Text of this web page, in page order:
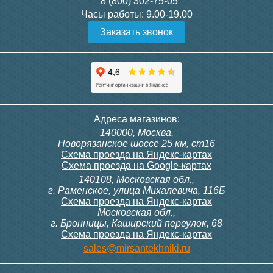
Конвектор ITT.080.200.1300
с решеткой GRILL.SGW-20-
Конвектор ITT.080.200.1000
с решеткой GRILL.SGW-20-
Конвектор ITT.080.200.1000
с решеткой GRILL.SGW-20-
Конвектор ITT.080.200.900 с
решеткой GRILL.SGA-20-
Подробнее Подробнее
100T, 230В (накладной,
расписание, упр.с пульта)
28 000
300, 230В (врезной - квадр.
коробка)
9 700
Часы работы: 9.00-19.00
Заказать звонок
Адреса магазинов:
140000, Москва,
Новорязанское шоссе 25 км, ст16
Схема проезда на Яндекс-картах
Схема проезда на Google-картах
140108, Московская обл.,
г. Раменское, улица Михалевича, 116Б
Схема проезда на Яндекс-картах
Московская обл.,
г. Бронницы, Каширский переулок, 68
Схема проезда на Яндекс-картах
sales@mirsantekhniki.ru